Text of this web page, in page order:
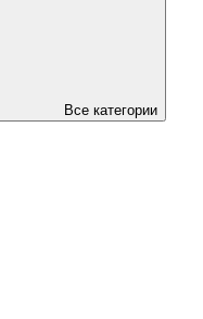
Все категории